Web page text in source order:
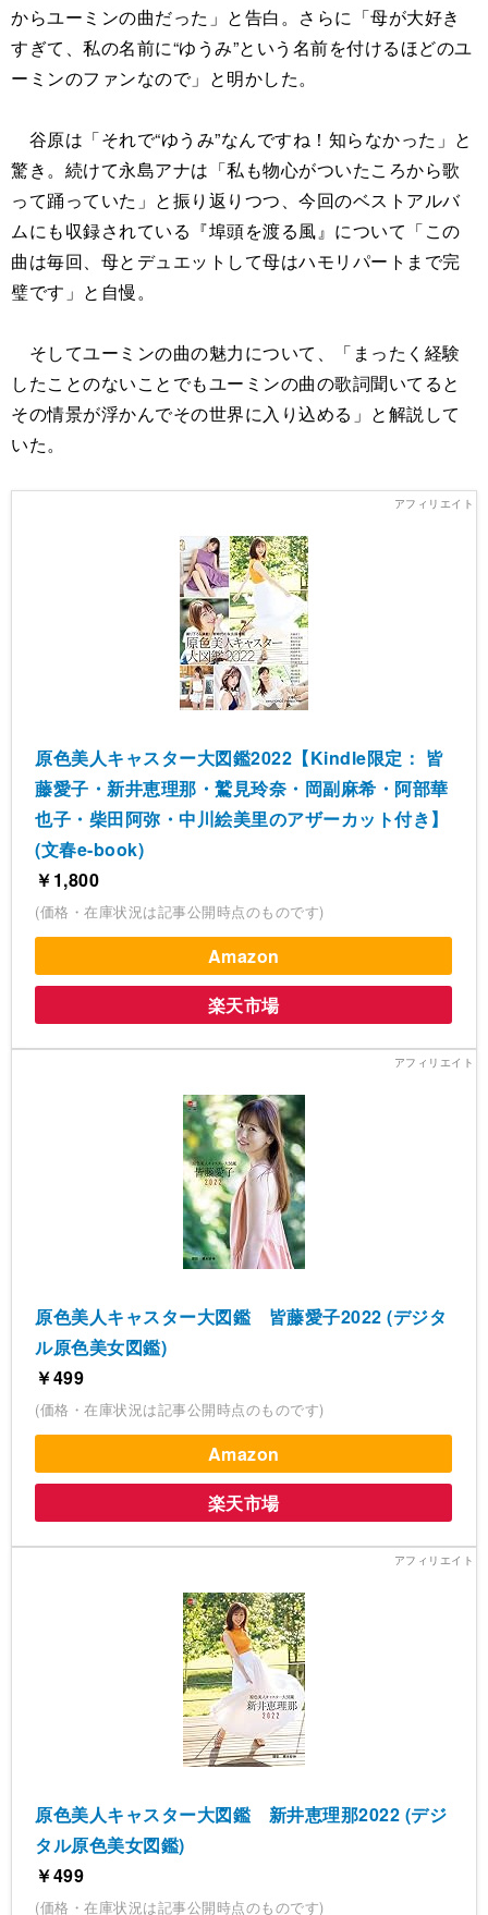
からユーミンの曲だった」と告白。さらに「母が大好き
すぎて、私の名前に“ゆうみ”という名前を付けるほどのユ
ーミンのファンなので」と明かした。
谷原は「それで“ゆうみ”なんですね！知らなかった」と
驚き。続けて永島アナは「私も物心がついたころから歌
って踊っていた」と振り返りつつ、今回のベストアルバ
ムにも収録されている『埠頭を渡る風』について「この
曲は毎回、母とデュエットして母はハモリパートまで完
璧です」と自慢。
そしてユーミンの曲の魅力について、「まったく経験
したことのないことでもユーミンの曲の歌詞聞いてると
その情景が浮かんでその世界に入り込める」と解説して
いた。
原色美人キャスター大図鑑2022【Kindle限定： 皆
藤愛子・新井恵理那・鷲見玲奈・岡副麻希・阿部華
也子・柴田阿弥・中川絵美里のアザーカット付き】
(文春e-book)
￥1,800
(価格・在庫状況は記事公開時点のものです)
Amazon
楽天市場
原色美人キャスター大図鑑 皆藤愛子2022 (デジタ
ル原色美女図鑑)
￥499
(価格・在庫状況は記事公開時点のものです)
Amazon
楽天市場
原色美人キャスター大図鑑 新井恵理那2022 (デジ
タル原色美女図鑑)
￥499
(価格・在庫状況は記事公開時点のものです)